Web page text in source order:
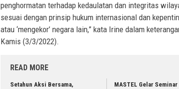
penghormatan terhadap kedaulatan dan integritas
sesuai dengan prinsip hukum internasional dan
atau ‘mengekor’ negara lain,” kata Irine dalam
Kamis (3/3/2022).
READ MORE
Setahun Aksi Bersama,
MASTEL Gelar Seminar